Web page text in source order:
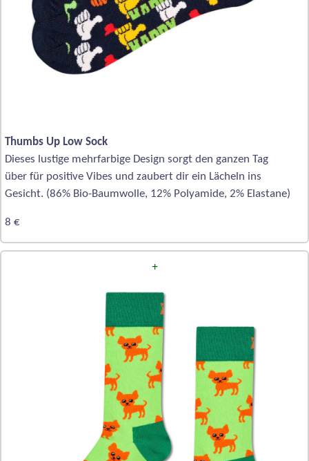
Thumbs Up Low Sock
Dieses lustige mehrfarbige Design sorgt den ganzen Tag
über für positive Vibes und zaubert dir ein Lächeln ins
Gesicht. (86% Bio-Baumwolle, 12% Polyamide, 2% Elastane)
8 €
+